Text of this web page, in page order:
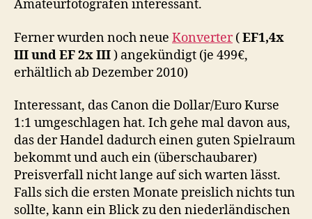
Amateurfotografen interessant.
Ferner wurden noch neue Konverter(EF1,4x
III und EF 2x III) angekündigt (je 499€,
erhältlich ab Dezember 2010)
Interessant, das Canon die Dollar/Euro Kurse
1:1 umgeschlagen hat. Ich gehe mal davon aus,
das der Handel dadurch einen guten Spielraum
bekommt und auch ein (überschaubarer)
Preisverfall nicht lange auf sich warten lässt.
Falls sich die ersten Monate preislich nichts tun
sollte, kann ein Blick zu den niederländischen